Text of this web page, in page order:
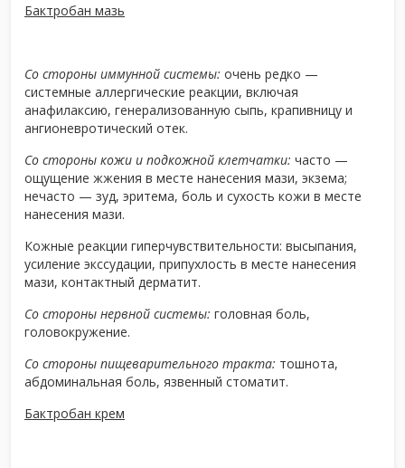
Бактробан мазь
Со стороны иммунной системы: очень редко —
системные аллергические реакции, включая
анафилаксию, генерализованную сыпь, крапивницу и
ангионевротический отек.
Со стороны кожи и подкожной клетчатки: часто —
ощущение жжения в месте нанесения мази, экзема;
нечасто — зуд, эритема, боль и сухость кожи в месте
нанесения мази.
Кожные реакции гиперчувствительности: высыпания,
усиление экссудации, припухлость в месте нанесения
мази, контактный дерматит.
Со стороны нервной системы: головная боль,
головокружение.
Со стороны пищеварительного тракта: тошнота,
абдоминальная боль, язвенный стоматит.
Бактробан крем